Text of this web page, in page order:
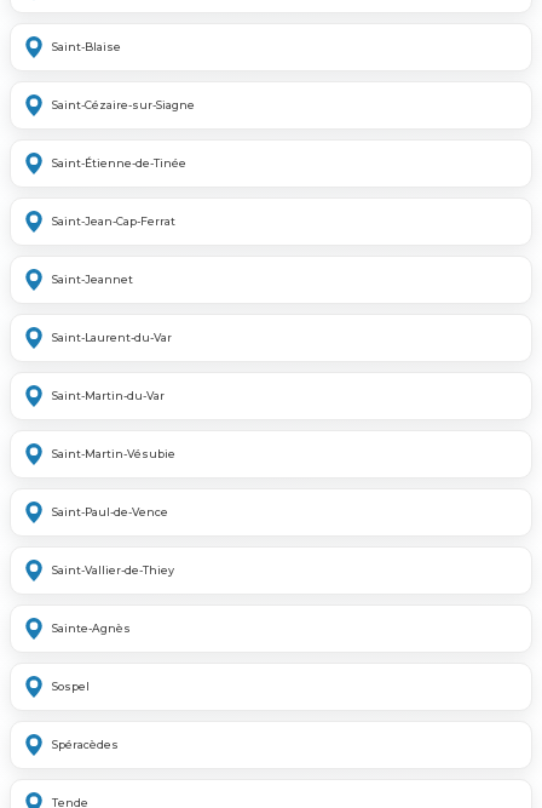
Saint-Blaise
Saint-Cézaire-sur-Siagne
Saint-Étienne-de-Tinée
Saint-Jean-Cap-Ferrat
Saint-Jeannet
Saint-Laurent-du-Var
Saint-Martin-du-Var
Saint-Martin-Vésubie
Saint-Paul-de-Vence
Saint-Vallier-de-Thiey
Sainte-Agnès
Sospel
Spéracèdes
Tende